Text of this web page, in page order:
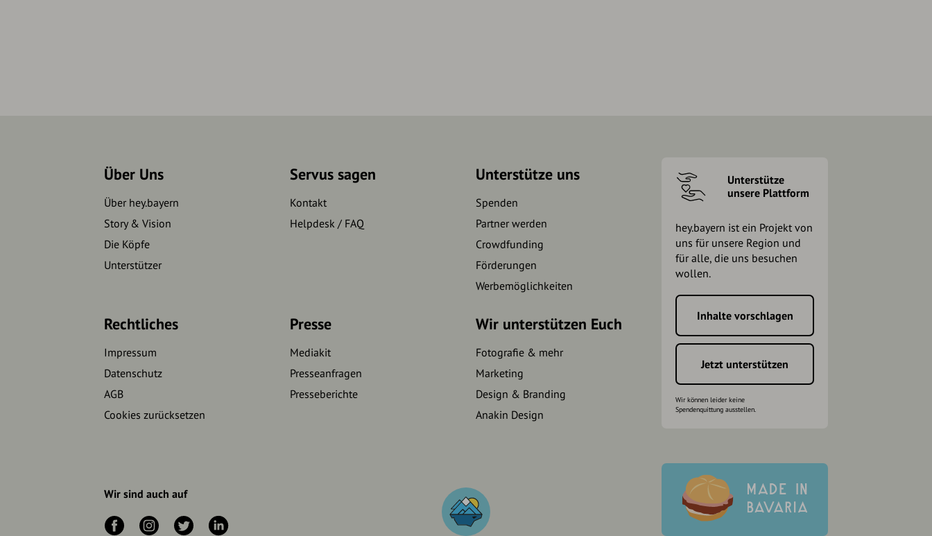
Über Uns
Über hey.bayern
Story & Vision
Die Köpfe
Unterstützer
Servus sagen
Kontakt
Helpdesk / FAQ
Unterstütze uns
Spenden
Partner werden
Crowdfunding
Förderungen
Werbemöglichkeiten
Rechtliches
Impressum
Datenschutz
AGB
Cookies zurücksetzen
Presse
Mediakit
Presseanfragen
Presseberichte
Wir unterstützen Euch
Fotografie & mehr
Marketing
Design & Branding
Anakin Design
Unterstütze
unsere Plattform
hey.bayern ist ein Projekt von
uns für unsere Region und
für alle, die uns besuchen
wollen.
Inhalte vorschlagen
Jetzt unterstützen
Wir können leider keine
Spendenquittung ausstellen.
Wir sind auch auf